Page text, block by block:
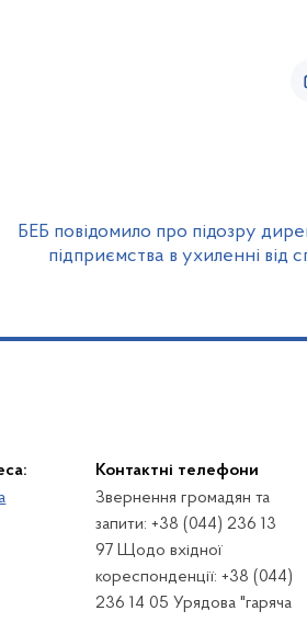
БЕБ повідомило про підозру
підприємства в ухиленні від
Контактні телефони
Звернення громадян та
запити: +38 (044) 236 13
97 Щодо вхідної
кореспонденції: +38 (044)
236 14 05 Урядова "гаряча